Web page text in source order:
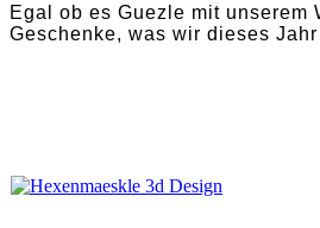
Egal ob es Guezle mit
Geschenke, was wir dieses